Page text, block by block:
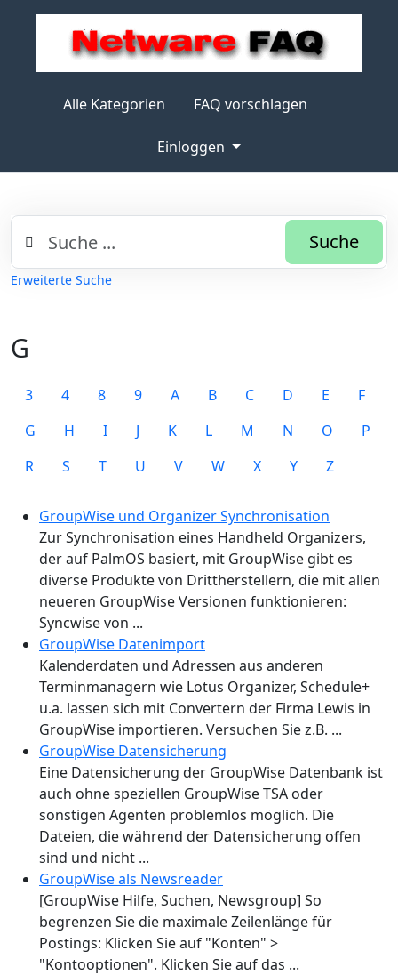
Alle Kategorien FAQ vorschlagen
Einloggen
Suche
Erweiterte Suche
G
3 4 8 9 A B C D E
F
G
H I J K L M N O
P
R
S T U V W X Y Z
GroupWise und Organizer Synchronisation
Zur Synchronisation eines Handheld Organizers,
der auf PalmOS basiert, mit GroupWise gibt es
diverse Produkte von Drittherstellern, die mit allen
neueren GroupWise Versionen funktionieren:
Syncwise von ...
GroupWise Datenimport
Kalenderdaten und Adressen aus anderen
Terminmanagern wie Lotus Organizer, Schedule+
u.a. lassen sich mit Convertern der Firma Lewis in
GroupWise importieren. Versuchen Sie z.B. ...
GroupWise Datensicherung
Eine Datensicherung der GroupWise Datenbank ist
auch ohne speziellen GroupWise TSA oder
sonstigen Agenten problemlos möglich. Die
Dateien, die während der Datensicherung offen
sind und nicht ...
GroupWise als Newsreader
[GroupWise Hilfe, Suchen, Newsgroup] So
begrenzen Sie die maximale Zeilenlänge für
Postings: Klicken Sie auf "Konten" >
"Kontooptionen". Klicken Sie auf das ...